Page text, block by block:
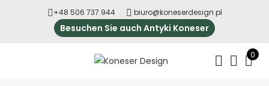
+48 506 737 944 biuro@koneserdesign.pl
Besuchen Sie auch Antyki Koneser
0